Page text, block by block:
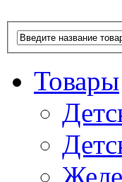
Товары